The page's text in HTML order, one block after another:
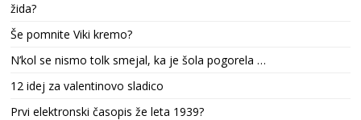
žida?
Še pomnite Viki kremo?
N’kol se nismo tolk smejal, ka je šola pogorela …
12 idej za valentinovo sladico
Prvi elektronski časopis že leta 1939?